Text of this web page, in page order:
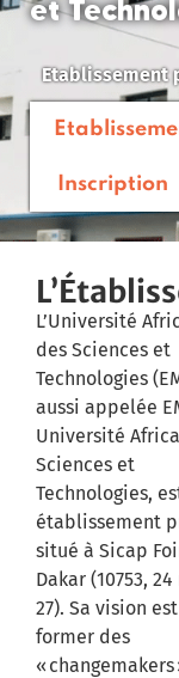
et
Etablissement
Inscription
L’Université
des Sciences et
Technologies
aussi appelée
Université
Sciences et
Technologies,
établissement
situé à Sicap
Dakar (10753, 24
27). Sa vision
former des
« changemakers